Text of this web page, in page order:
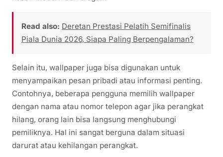
Read also: Deretan Prestasi Pelatih Semifinalis
Piala Dunia 2026, Siapa Paling Berpengalaman?
Selain itu, wallpaper juga bisa digunakan untuk
menyampaikan pesan pribadi atau informasi penting.
Contohnya, beberapa pengguna memilih wallpaper
dengan nama atau nomor telepon agar jika perangkat
hilang, orang lain bisa langsung menghubungi
pemiliknya. Hal ini sangat berguna dalam situasi
darurat atau kehilangan perangkat.